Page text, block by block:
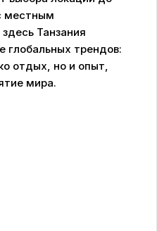
местным
Танзания
глобальных трендов:
отдых, но и опыт,
мира.